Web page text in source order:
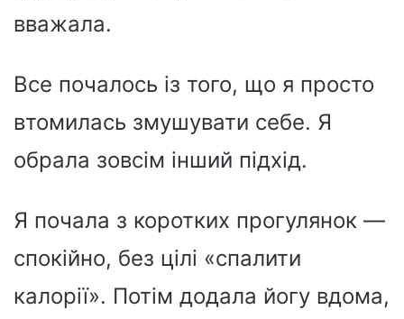
вважала.
Все почалось із того, що я просто
втомилась змушувати себе. Я
обрала зовсім інший підхід.
Я почала з коротких прогулянок —
спокійно, без цілі «спалити
калорії». Потім додала йогу вдома,